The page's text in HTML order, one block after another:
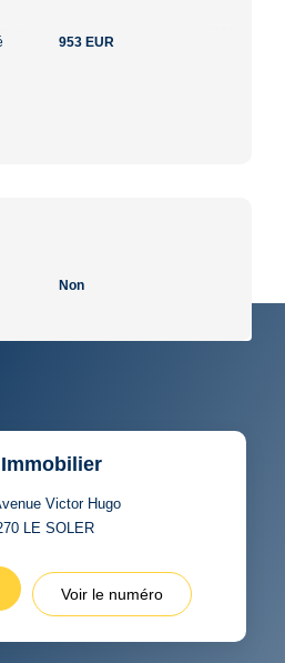
953 EUR
Non
Immobilier
Victor Hugo
LE SOLER
Voir le numéro